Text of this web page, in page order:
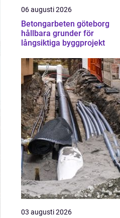
06 augusti 2026
Betongarbeten göteborg
hållbara grunder för
långsiktiga byggprojekt
03 augusti 2026